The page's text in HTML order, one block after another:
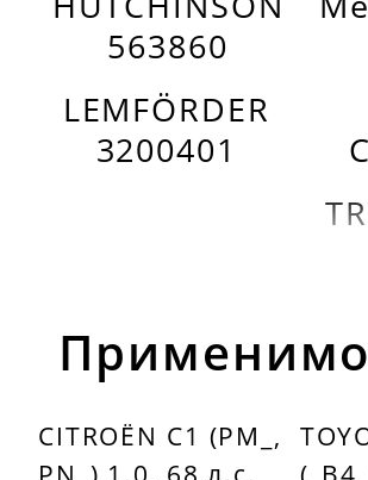
563860
LEMFÖRDER
3200401
CITROËN C1 (PM_,
PN_) 1.0, 68 л.с.